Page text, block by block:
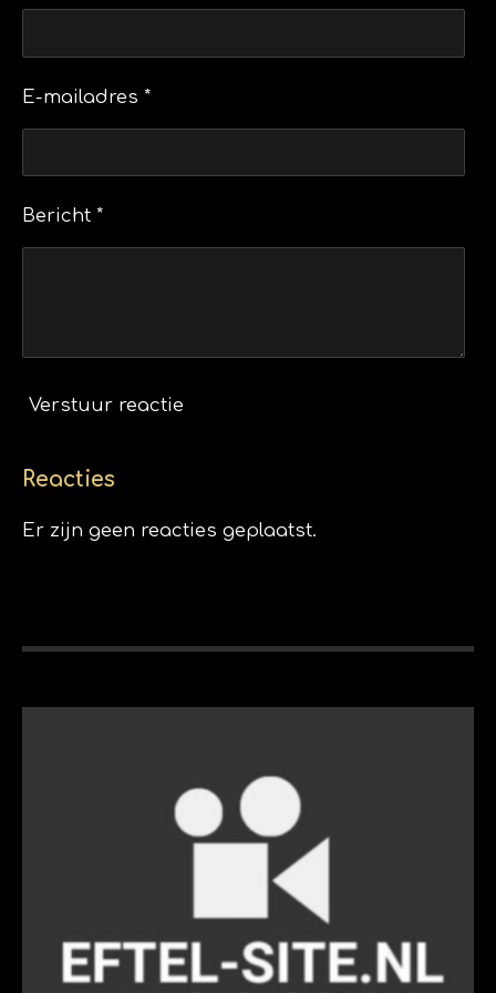
E-mailadres *
Bericht *
Verstuur reactie
Reacties
Er zijn geen reacties geplaatst.